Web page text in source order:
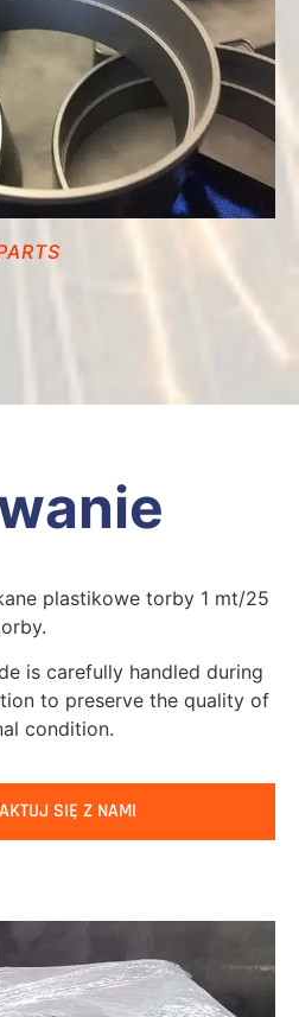
plastikowe torby 1 mt/25
is carefully handled during
to preserve the quality of
condition.
SIĘ Z NAMI